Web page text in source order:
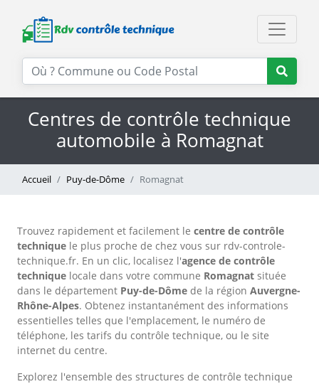
Centres de contrôle technique
automobile à Romagnat
Accueil Puy-de-Dôme Romagnat
Trouvez rapidement et facilement le centre de contrôle
technique le plus proche de chez vous sur rdv-controle-
technique.fr. En un clic, localisez l'agence de contrôle
technique locale dans votre commune Romagnat située
dans le département Puy-de-Dôme de la région Auvergne-
Rhône-Alpes. Obtenez instantanément des informations
essentielles telles que l'emplacement, le numéro de
téléphone, les tarifs du contrôle technique, ou le site
internet du centre.
Explorez l'ensemble des structures de contrôle technique